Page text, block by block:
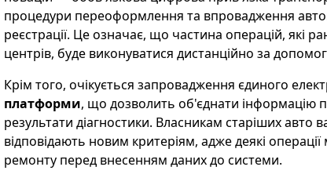
процедури переоформлення та впровадження
реєстрації. Це означає, що частина операцій, які
центрів, буде виконуватися дистанційно за
Крім того, очікується запровадження єдиного
платформи, що дозволить об'єднати інформацію
результати діагностики. Власникам старіших авто
відповідають новим критеріям, адже деякі
ремонту перед внесенням даних до системи.